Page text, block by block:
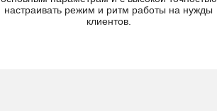
настраивать режим и ритм работы на нужды
клиентов.